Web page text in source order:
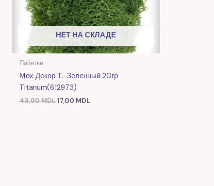
НЕТ НА СКЛАДЕ
Пайетки
Мох Декор Т.-Зеленный 20гр
Titanum(612973)
43,00MDL17,00 MDL